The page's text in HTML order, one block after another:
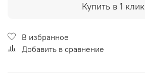
Купить в 1 клик
В избранное
Добавить в сравнение